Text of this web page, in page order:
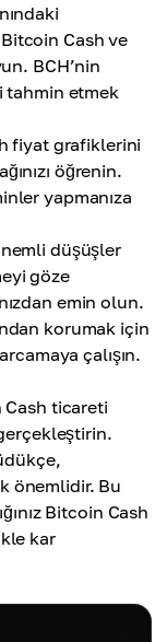
Cash ve
BCH’nin
tahmin etmek
fiyat grafiklerini
öğrenin.
yapmanıza
düşüşler
göze
emin olun.
korumak için
çalışın.
Cash ticareti
önemlidir. Bu
Bitcoin Cash
kar